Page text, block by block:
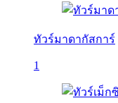
ทัวร์มาดากัสการ์
1